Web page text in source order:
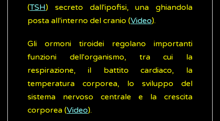
(TSH) secreto dall'ipofisi, una ghiandola
posta all'interno del cranio (Video).
Gli ormoni tiroidei regolano importanti
funzioni dell'organismo, tra cui la
respirazione, il battito cardiaco, la
temperatura corporea, lo sviluppo del
sistema nervoso centrale e la crescita
corporea (Video).